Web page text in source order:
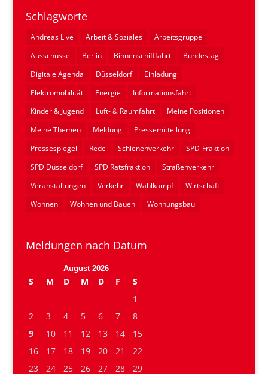
Schlagworte
Andreas Live Arbeit & Soziales
Arbeitsgruppe
Ausschüsse
Berlin Binnenschifffahrt
Bundestag
Digitale Agenda
Düsseldorf
Einladung
Elektromobilität
Energie
Informationsfahrt
Kinder & Jugend
Luft- & Raumfahrt
Meine Positionen
Meine Themen
Meldung
Pressemitteilung
Pressespiegel
Rede Schienenverkehr
SPD-Fraktion
SPD Düsseldorf
SPD Ratsfraktion
Straßenverkehr
Veranstaltungen
Verkehr Wahlkampf
Wirtschaft
Wohnen
Wohnen und Bauen Wohnungsbau
Meldungen nach Datum
August 2026
S M D M D F
S
1
2
3 4 5 6 7
8
9
10 11 12 13 14
15
16
17 18 19 20 21
22
23
24 25 26 27 28
29